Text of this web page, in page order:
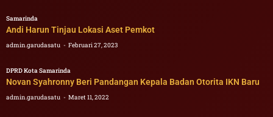
Samarinda
Andi Harun Tinjau Lokasi Aset Pemkot
admin.garudasatu Februari 27, 2023
DPRD Kota Samarinda
Novan Syahronny Beri Pandangan Kepala Badan Otorita IKN Baru
admin.garudasatu Maret 11, 2022